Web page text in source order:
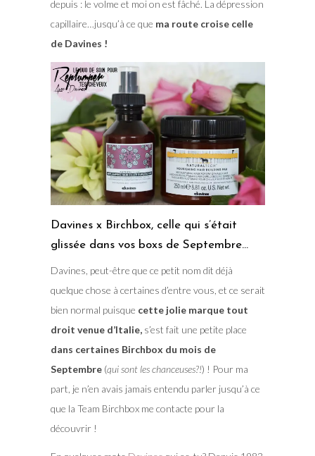
depuis : le volme et moi on est fâché. La dépression
capillaire…jusqu’à ce que ma route croise celle
de Davines !
Davines x Birchbox, celle qui s’était
glissée dans vos boxs de Septembre…
Davines, peut-être que ce petit nom dit déjà
quelque chose à certaines d’entre vous, et ce serait
bien normal puisque cette jolie marque tout
droit venue d’Italie,s’est fait une petite place
dans certaines Birchbox du mois de
Septembre(qui sont les chanceuses?!) ! Pour ma
part, je n’en avais jamais entendu parler jusqu’à ce
que la Team Birchbox me contacte pour la
découvrir !